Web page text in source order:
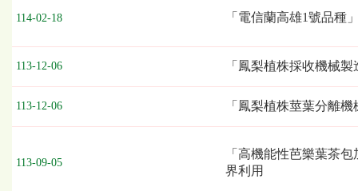
114-02-18 「電信蘭高雄1號品種
113-12-06 「鳳梨植株採收機械
113-12-06 「鳳梨植株莖葉分離
113-09-05
「高機能性芭樂葉茶
界利用